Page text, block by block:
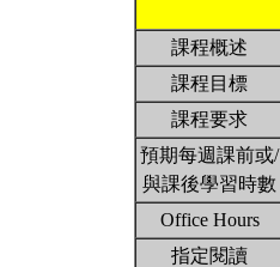
課程概述
課程目標
課程要求
預期每週課前或/
與課後學習時數
Office Hours
指定閱讀